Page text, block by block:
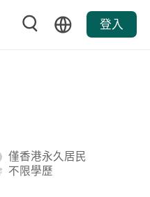
登入
僅香港永久居民
不限學歷